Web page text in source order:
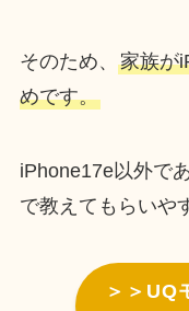
そのため、 家族が
めです。
iPhone17e以外で
で教えてもらいや
＞＞UQ